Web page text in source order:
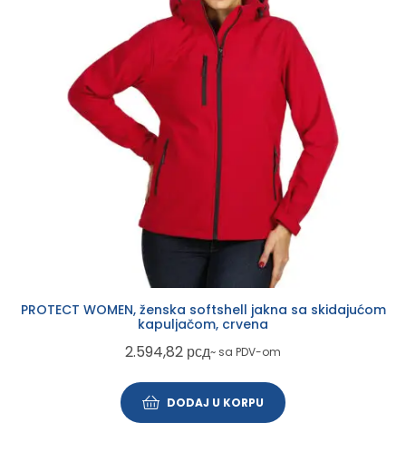
PROTECT WOMEN, ženska softshell jakna sa skidajućom
kapuljačom, crvena
2.594,82 рсд~ sa PDV-om
DODAJ U KORPU